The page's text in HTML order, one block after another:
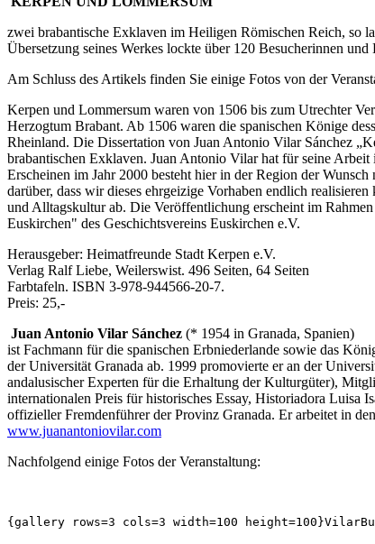
zwei brabantische Exklaven im Heiligen Römischen Reich, so
Übersetzung seines Werkes lockte über 120 Besucherinnen
Am Schluss des Artikels finden Sie einige Fotos von der
Kerpen und Lommersum waren von 1506 bis zum Utrechter
Herzogtum Brabant. Ab 1506 waren die spanischen Könige
Rheinland. Die Dissertation von Juan Antonio Vilar Sánchez
brabantischen Exklaven. Juan Antonio Vilar hat für seine
Erscheinen im Jahr 2000 besteht hier in der Region der
darüber, dass wir dieses ehrgeizige Vorhaben endlich
und Alltagskultur ab. Die Veröffentlichung erscheint im
Euskirchen" des Geschichtsvereins Euskirchen e.V.
Herausgeber: Heimatfreunde Stadt Kerpen e.V.
Verlag Ralf Liebe, Weilerswist. 496 Seiten, 64 Seiten
Farbtafeln. ISBN 3-978-944566-20-7.
Preis: 25,-
Juan Antonio Vilar Sánchez (* 1954 in Granada, Spanien)
ist Fachmann für die spanischen Erbniederlande sowie das
der Universität Granada ab. 1999 promovierte er an der
andalusischer Experten für die Erhaltung der Kulturgüter),
internationalen Preis für historisches Essay, Historiadora
offizieller Fremdenführer der Provinz Granada. Er arbeitet in
www.juanantoniovilar.com
Nachfolgend einige Fotos der Veranstaltung:
{gallery rows=3 cols=3 width=100